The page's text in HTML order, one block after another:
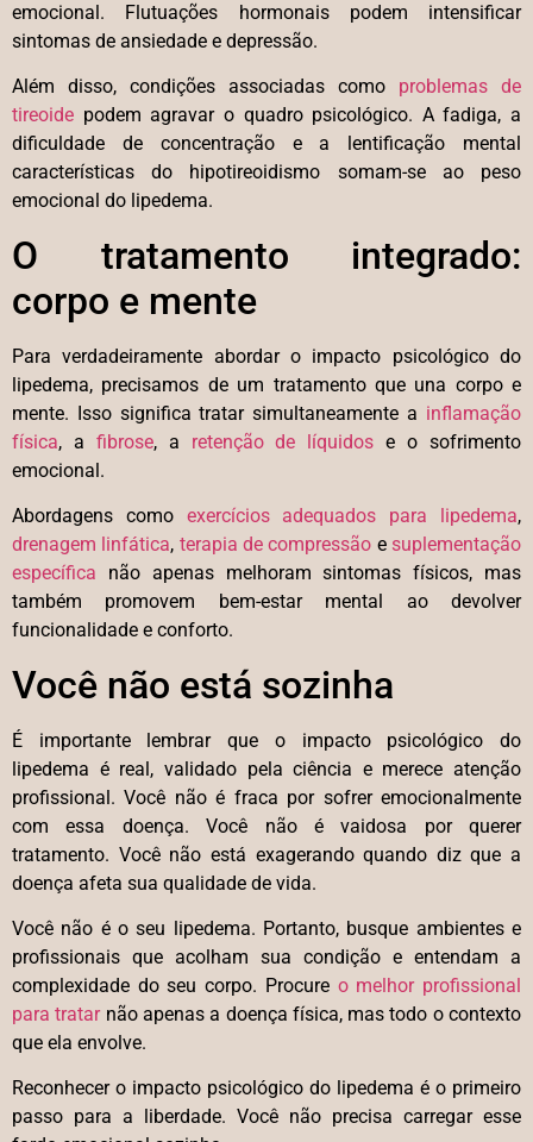
emocional. Flutuações hormonais podem intensificar
sintomas de ansiedade e depressão.
Além disso, condições associadas como problemas de
tireoide podem agravar o quadro psicológico. A fadiga, a
dificuldade de concentração e a lentificação mental
características do hipotireoidismo somam-se ao peso
emocional do lipedema.
O tratamento integrado:
corpo e mente
Para verdadeiramente abordar o impacto psicológico do
lipedema, precisamos de um tratamento que una corpo e
mente. Isso significa tratar simultaneamente a inflamação
física, a fibrose, a retenção de líquidos e o sofrimento
emocional.
Abordagens como exercícios adequados para lipedema,
drenagem linfática, terapia de compressão esuplementação
específica não apenas melhoram sintomas físicos, mas
também promovem bem-estar mental ao devolver
funcionalidade e conforto.
Você não está sozinha
É importante lembrar que o impacto psicológico do
lipedema é real, validado pela ciência e merece atenção
profissional. Você não é fraca por sofrer emocionalmente
com essa doença. Você não é vaidosa por querer
tratamento. Você não está exagerando quando diz que a
doença afeta sua qualidade de vida.
Você não é o seu lipedema. Portanto, busque ambientes e
profissionais que acolham sua condição e entendam a
complexidade do seu corpo. Procure o melhor profissional
para tratarnão apenas a doença física, mas todo o contexto
que ela envolve.
Reconhecer o impacto psicológico do lipedema é o primeiro
passo para a liberdade. Você não precisa carregar esse